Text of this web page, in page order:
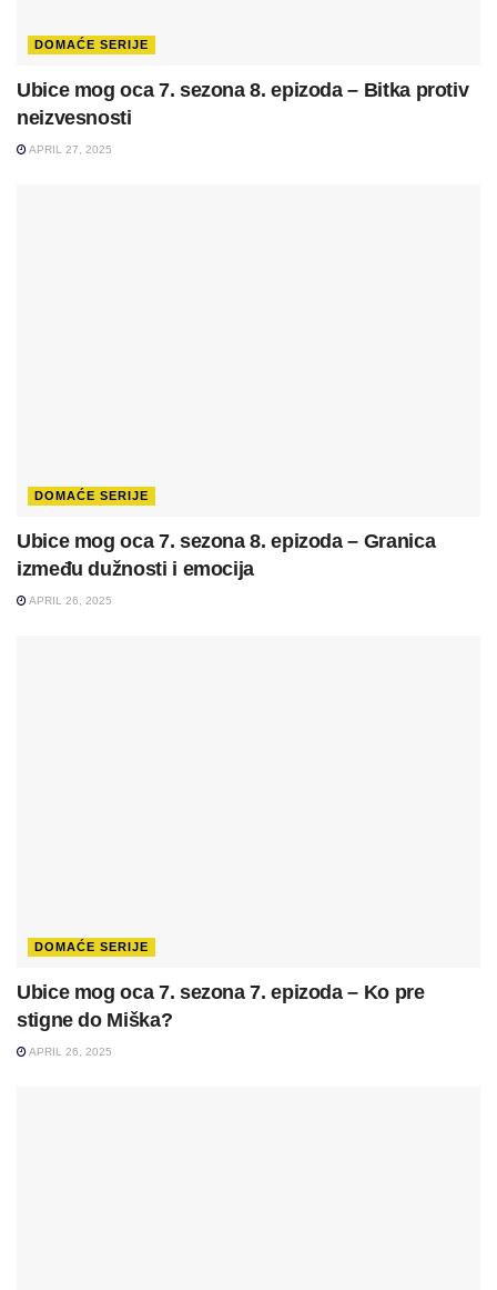
DOMAĆE SERIJE
Ubice mog oca 7. sezona 8. epizoda – Bitka protiv
neizvesnosti
APRIL 27, 2025
DOMAĆE SERIJE
Ubice mog oca 7. sezona 8. epizoda – Granica
između dužnosti i emocija
APRIL 26, 2025
DOMAĆE SERIJE
Ubice mog oca 7. sezona 7. epizoda – Ko pre
stigne do Miška?
APRIL 26, 2025